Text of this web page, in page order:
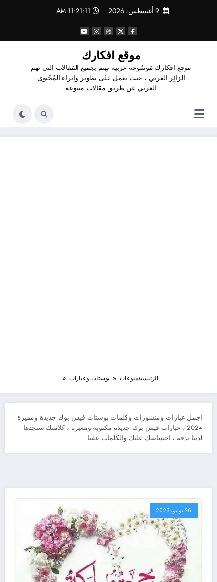
9 أغسطس، 2026 11:21:12 AM
موقع افكارك
موقع افكارك مَوسُوعة عربية تهتم بجميع المَقالات التي تهم
الزائِر العربي ، حيث نعمل على تطوير وإثراء المُحْتوى
العربي عن طريق مقالات متنوعة
الرئيسيةمنوعات بوستات وعبارات
اجمل عبارات ومنشورات وكلمات بوستات فيس بوك جديدة ومميزة
2024 ، عبارات فيس بوك جديدة مكتوبة ومعبرة ، كلامتك ستجدها
لدينا بدقة ، احساسك عليك والكلمات علينا.
26 يونيو، 2023